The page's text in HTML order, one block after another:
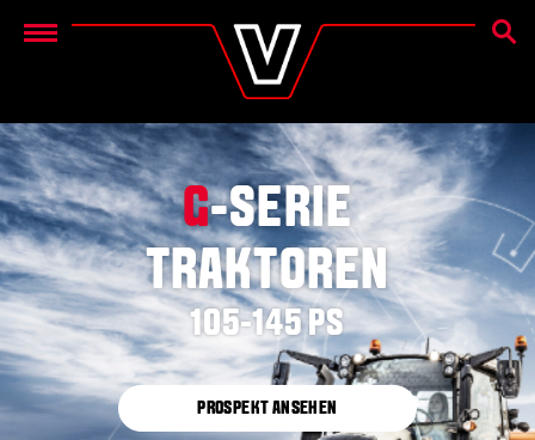
Menu
G-SERIE
TRAKTOREN
105-145 PS
PROSPEKT ANSEHEN